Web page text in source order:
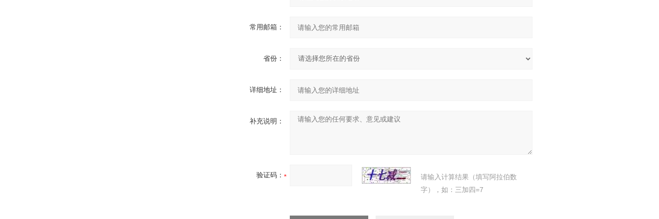
常用邮箱：
省份：
详细地址：
补充说明：
验证码：
请输入计算结果（填写阿拉伯数
字），如：三加四=7